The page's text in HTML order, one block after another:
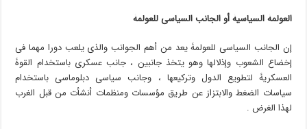
العولمۀ السیاسیۀ أو الجانب السیاسی للعولمۀ
إن الجانب السیاسی للعولمۀ یعد من أهم الجوانب والذی یلعب دورا مهما فی
إخضاع الشعوب وإذلالها وهو یتخذ جانبین ، جانب عسکری باستخدام القوۀ
العسکریۀ لتطویع الدول وترکیعها ، وجانب سیاسی دبلوماسی باستخدام
سیاسات الضغط والابتزاز عن طریق مؤسسات ومنظمات أنشأت من قبل الغرب
لهذا الغرض .